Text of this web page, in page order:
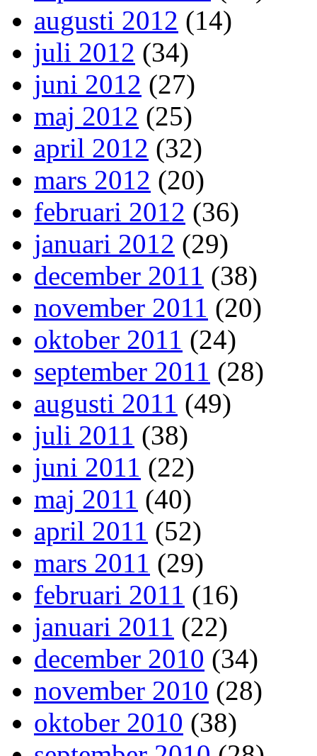
augusti 2012 (14)
juli 2012 (34)
juni 2012 (27)
maj 2012 (25)
april 2012 (32)
mars 2012 (20)
februari 2012 (36)
januari 2012 (29)
december 2011 (38)
november 2011 (20)
oktober 2011 (24)
september 2011 (28)
augusti 2011 (49)
juli 2011 (38)
juni 2011 (22)
maj 2011 (40)
april 2011 (52)
mars 2011 (29)
februari 2011 (16)
januari 2011 (22)
december 2010 (34)
november 2010 (28)
oktober 2010 (38)